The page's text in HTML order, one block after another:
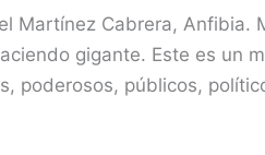
Martínez Cabrera,
gigante. Este es un
poderosos, públicos,